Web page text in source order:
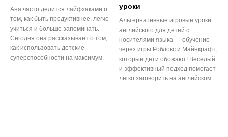
Аня часто делится лайфхаками о
том, как быть продуктивнее, легче
учиться и больше запоминать.
Сегодня она рассказывает о том,
как использовать детские
суперспособности на максимум.
уроки
Альтернативные игровые уроки
английского для детей с
носителями языка — обучение
через игры Роблокс и Майнкрафт,
которые дети обожают! Веселый
и эффективный подход помогает
легко заговорить на английском